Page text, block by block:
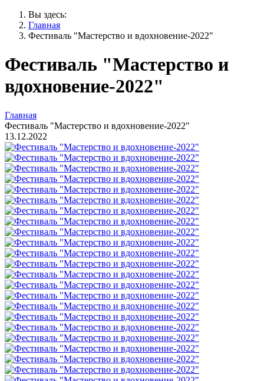
Вы здесь:
Главная
Фестиваль "Мастерство и вдохновение-2022"
Фестиваль "Мастерство и
вдохновение-2022"
Главная
Фестиваль "Мастерство и вдохновение-2022"
13.12.2022